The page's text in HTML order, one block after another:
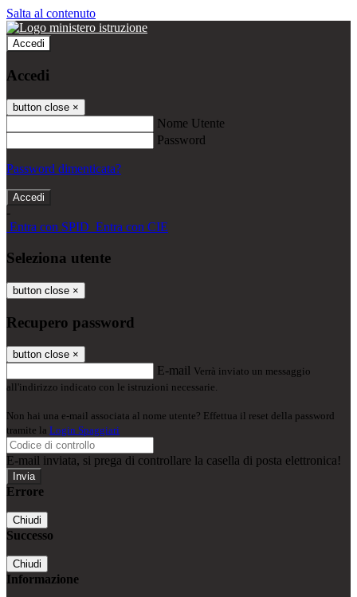
Salta al contenuto
Accedi
Accedi
button close ×
Nome Utente
Password
Password dimenticata?
-
Entra con SPID Entra con CIE
Seleziona utente
button close ×
Recupero password
button close ×
E-mail Verrà inviato un messaggio
all'indirizzo indicato con le istruzioni necessarie.
Non hai una e-mail associata al nome utente? Effettua il reset della password
tramite la Login Spaggiari
E-mail inviata, si prega di controllare la casella di posta elettronica!
Errore
Chiudi
Successo
Chiudi
Informazione